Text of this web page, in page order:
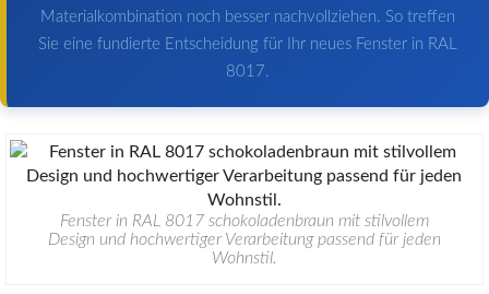
Materialkombination noch besser nachvollziehen. So treffen
Sie eine fundierte Entscheidung für Ihr neues Fenster in RAL
8017.
Fenster in RAL 8017 schokoladenbraun mit stilvollem
Design und hochwertiger Verarbeitung passend für jeden
Wohnstil.